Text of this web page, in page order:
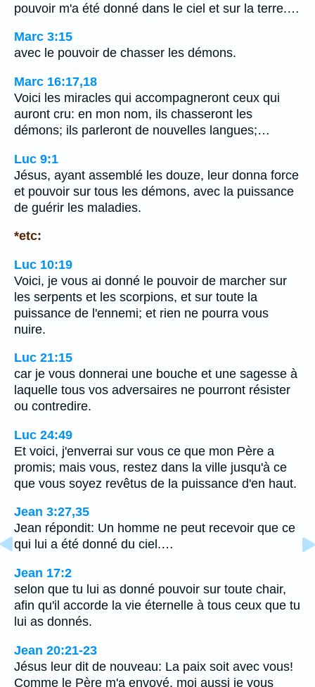
pouvoir m'a été donné dans le ciel et sur la terre.…
Marc 3:15
avec le pouvoir de chasser les démons.
Marc 16:17,18
Voici les miracles qui accompagneront ceux qui
auront cru: en mon nom, ils chasseront les
démons; ils parleront de nouvelles langues;…
Luc 9:1
Jésus, ayant assemblé les douze, leur donna force
et pouvoir sur tous les démons, avec la puissance
de guérir les maladies.
*etc:
Luc 10:19
Voici, je vous ai donné le pouvoir de marcher sur
les serpents et les scorpions, et sur toute la
puissance de l'ennemi; et rien ne pourra vous
nuire.
Luc 21:15
car je vous donnerai une bouche et une sagesse à
laquelle tous vos adversaires ne pourront résister
ou contredire.
Luc 24:49
Et voici, j'enverrai sur vous ce que mon Père a
promis; mais vous, restez dans la ville jusqu'à ce
que vous soyez revêtus de la puissance d'en haut.
Jean 3:27,35
Jean répondit: Un homme ne peut recevoir que ce
qui lui a été donné du ciel.…
Jean 17:2
selon que tu lui as donné pouvoir sur toute chair,
afin qu'il accorde la vie éternelle à tous ceux que tu
lui as donnés.
Jean 20:21-23
Jésus leur dit de nouveau: La paix soit avec vous!
Comme le Père m'a envoyé, moi aussi je vous